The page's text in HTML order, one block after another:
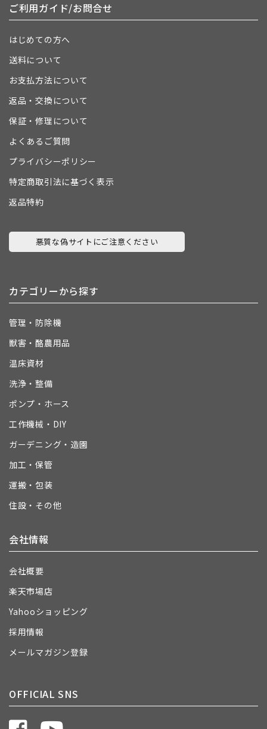
ご利用ガイド/お問合せ
はじめての方へ
送料について
お支払方法について
返品・交換について
保証・修理について
よくあるご質問
プライバシーポリシー
特定商取引法に基づく表示
返品特約
悪質な偽サイトにご注意ください
カテゴリーから探す
管理・防除機
獣害・酪農用品
温床資材
洗浄・整備
ポンプ・ホース
工作機械・DIY
ガーデニング・造園
加工・保管
運搬・包装
住設・その他
会社情報
会社概要
楽天市場店
Yahooショッピング
採用情報
メールマガジン登録
OFFICIAL SNS